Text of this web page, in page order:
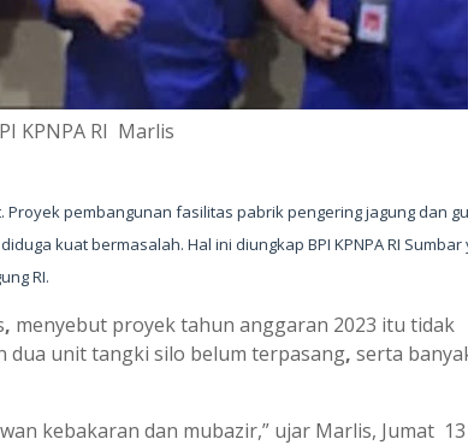
KPNPA RI Marlis
Proyek pembangunan fasilitas pabrik pengering jagung dan
diduga kuat bermasalah. Hal ini diungkap BPI KPNPA RI Sumbar
RI.
, menyebut proyek tahun anggaran 2023 itu tidak
dua unit tangki silo belum terpasang, serta
kebakaran dan mubazir,” ujar Marlis, Jumat 13